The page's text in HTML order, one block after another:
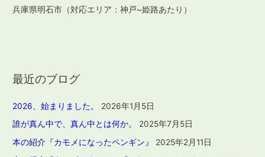
兵庫県明石市（対応エリア：神戸~姫路あたり）
最近のブログ
2026、始まりました。
2026年1月5日
誰が真ん中で、真ん中とは何か。
2025年7月5日
本の紹介『カモメになったペンギン』
2025年2月11日